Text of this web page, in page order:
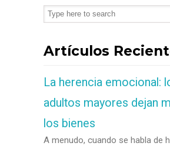
Artículos
La herencia emocional:
adultos mayores dejan
los bienes
A menudo, cuando se habla de